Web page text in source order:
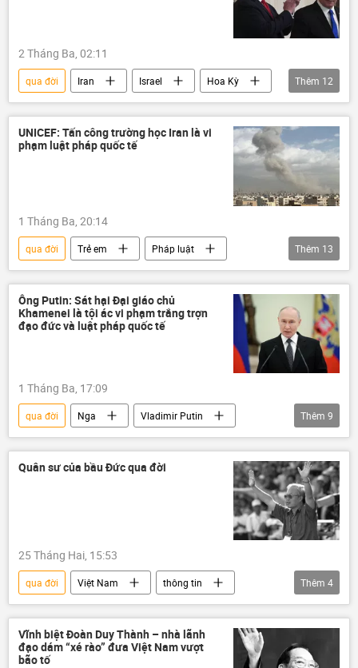
2 Tháng Ba, 02:11
qua đời Iran Israel
Hoa Kỳ
Thế giới
Chính trị
xung đột quân sự
xung đột
Donald Trump
Benjamin Netanyahu
vũ khí hạt nhân
Thêm 12
UNICEF: Tấn công trường học Iran là vi
phạm luật pháp quốc tế
1 Tháng Ba, 20:14
qua đời Trẻ em
Pháp luật
Thế giới
Chính trị
UNICEF
tấn công
Iran
Israel
Hoa Kỳ
xung đột quân sự
Liên Hợp Quốc
Thêm 13
Ông Putin: Sát hại Đại giáo chủ
Khamenei là tội ác vi phạm trắng trợn
đạo đức và luật pháp quốc tế
1 Tháng Ba, 17:09
qua đời Nga
Vladimir Putin
Chính trị
Thế giới
xung đột quân sự
xung đột
Thêm 9
Quân sư của bầu Đức qua đời
25 Tháng Hai, 15:53
qua đời Việt Nam
thông tin
Xã hội
HAGL
Thể thao
bóng đá
Thêm 4
Vĩnh biệt Đoàn Duy Thành – nhà lãnh
đạo dám “xé rào” đưa Việt Nam vượt
bão tố